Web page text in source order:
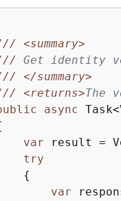
<summary>
Get identity
</summary>
<returns>The
async
var result =
try
{
var